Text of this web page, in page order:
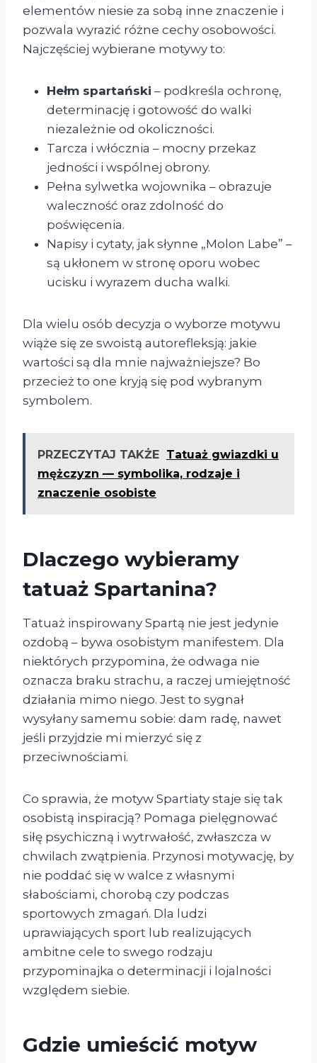
elementów niesie za sobą inne znaczenie i
pozwala wyrazić różne cechy osobowości.
Najczęściej wybierane motywy to:
Hełm spartański – podkreśla ochronę,
determinację i gotowość do walki
niezależnie od okoliczności.
Tarcza i włócznia – mocny przekaz
jedności i wspólnej obrony.
Pełna sylwetka wojownika – obrazuje
waleczność oraz zdolność do
poświęcenia.
Napisy i cytaty, jak słynne „Molon Labe” –
są ukłonem w stronę oporu wobec
ucisku i wyrazem ducha walki.
Dla wielu osób decyzja o wyborze motywu
wiąże się ze swoistą autorefleksją: jakie
wartości są dla mnie najważniejsze? Bo
przecież to one kryją się pod wybranym
symbolem.
PRZECZYTAJ TAKŻE Tatuaż gwiazdki u
mężczyzn — symbolika, rodzaje i
znaczenie osobiste
Dlaczego wybieramy
tatuaż Spartanina?
Tatuaż inspirowany Spartą nie jest jedynie
ozdobą – bywa osobistym manifestem. Dla
niektórych przypomina, że odwaga nie
oznacza braku strachu, a raczej umiejętność
działania mimo niego. Jest to sygnał
wysyłany samemu sobie: dam radę, nawet
jeśli przyjdzie mi mierzyć się z
przeciwnościami.
Co sprawia, że motyw Spartiaty staje się tak
osobistą inspiracją? Pomaga pielęgnować
siłę psychiczną i wytrwałość, zwłaszcza w
chwilach zwątpienia. Przynosi motywację, by
nie poddać się w walce z własnymi
słabościami, chorobą czy podczas
sportowych zmagań. Dla ludzi
uprawiających sport lub realizujących
ambitne cele to swego rodzaju
przypominajka o determinacji i lojalności
względem siebie.
Gdzie umieścić motyw